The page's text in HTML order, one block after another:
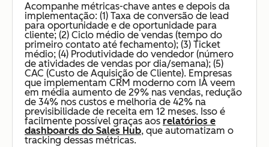
Acompanhe métricas-chave antes e depois da
implementação: (1) Taxa de conversão de lead
para oportunidade e de oportunidade para
cliente; (2) Ciclo médio de vendas (tempo do
primeiro contato até fechamento); (3) Ticket
médio; (4) Produtividade do vendedor (número
de atividades de vendas por dia/semana); (5)
CAC (Custo de Aquisição de Cliente). Empresas
que implementam CRM moderno com IA veem
em média aumento de 29% nas vendas, redução
de 34% nos custos e melhoria de 42% na
previsibilidade de receita em 12 meses. Isso é
facilmente possível graças aos relatórios e
dashboards do Sales Hub, que automatizam o
tracking dessas métricas.